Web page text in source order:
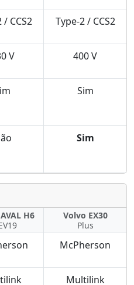
/ CCS2 Type-2 / CCS2
V 400 V
Sim
Sim
H6
Volvo EX30
Plus
McPherson
Multilink